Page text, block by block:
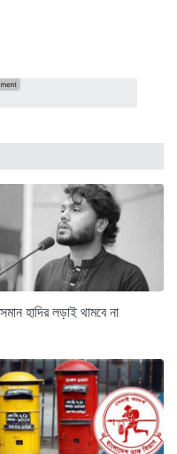
হাদির লড়াই থামবে না